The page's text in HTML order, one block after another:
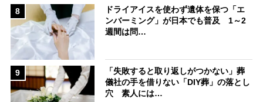
8
ドライアイスを使わず遺体を保つ「エ
ンバーミング」が日本でも普及 1～2
週間は問…
9
「失敗すると取り返しがつかない」葬
儀社の手を借りない「DIY葬」の落とし
穴 素人には…